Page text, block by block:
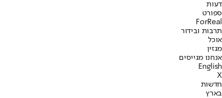
דעות
ספורט
ForReal
תרבות ובידור
אוכל
מגזין
אנחנו מגייסים
English
X
חדשות
בארץ